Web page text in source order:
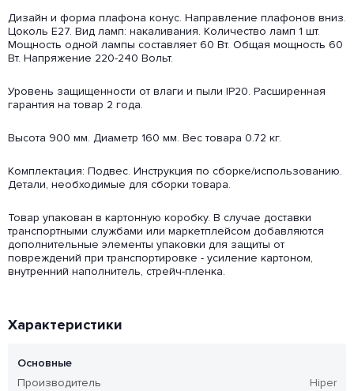
Дизайн и форма плафона конус. Направление плафонов вниз.
Цоколь E27. Вид ламп: накаливания. Количество ламп 1 шт.
Мощность одной лампы составляет 60 Вт. Общая мощность 60
Вт. Напряжение 220-240 Вольт.
Уровень защищенности от влаги и пыли IP20. Расширенная
гарантия на товар 2 года.
Высота 900 мм. Диаметр 160 мм. Вес товара 0.72 кг.
Комплектация: Подвес. Инструкция по сборке/использованию.
Детали, необходимые для сборки товара.
Товар упакован в картонную коробку. В случае доставки
транспортными службами или маркетплейсом добавляются
дополнительные элементы упаковки для защиты от
повреждений при транспортировке - усиление картоном,
внутренний наполнитель, стрейч-пленка.
Характеристики
Основные
Производитель
Hiper